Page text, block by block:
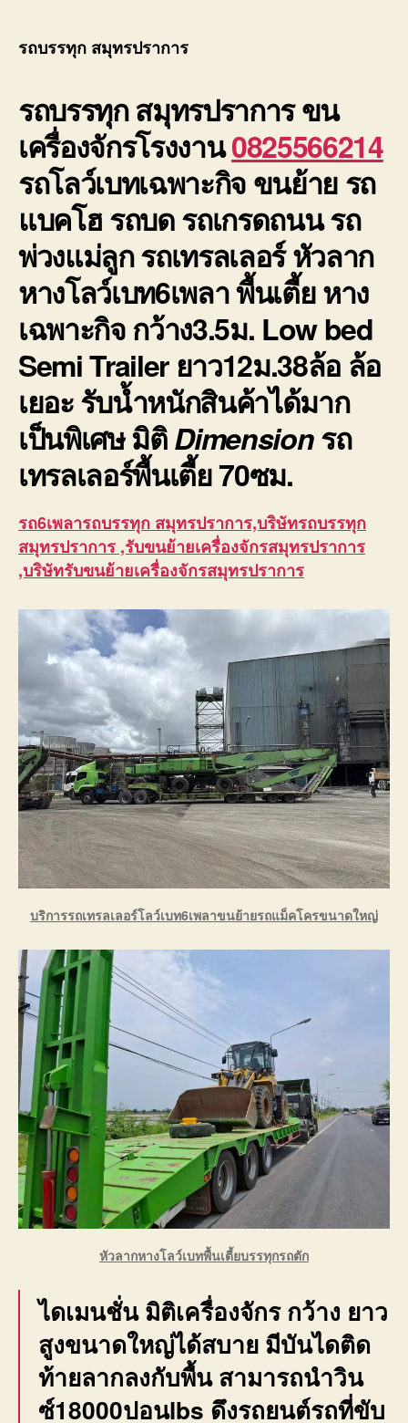
ถูก
รถบรรทุก สมุทรปราการ
รถบรรทุก สมุทรปราการขน
เครื่องจักรโรงงาน0825566214
รถโลว์เบทเฉพาะกิจ ขนย้าย รถ
แบคโฮ รถบด รถเกรดถนน รถ
พ่วงแม่ลูก รถเทรลเลอร์ หัวลาก
หางโลว์เบท6เพลา พื้นเตี้ย หาง
เฉพาะกิจ กว้าง3.5ม. Low bed
Semi Trailer ยาว12ม.38ล้อ ล้อ
เยอะ รับน้ำหนักสินค้าได้มาก
เป็นพิเศษ มิติDimensionรถ
เทรลเลอร์พื้นเตี้ย70ซม.
รถ6เพลารถบรรทุก สมุทรปราการ,บริษัทรถบรรทุก
สมุทรปราการ ,รับขนย้ายเครื่องจักรสมุทรปราการ
,บริษัทรับขนย้ายเครื่องจักรสมุทรปราการ
บริการรถเทรลเลอร์โลว์เบท6เพลาขนย้ายรถแม็คโครขนาดใหญ่
หัวลากหางโลว์เบทพื้นเตี้ยบรรทุกรถตัก
ไดเมนชั่น มิติเครื่องจักร กว้าง ยาว
สูงขนาดใหญ่ได้สบาย มีบันไดติด
ท้ายลากลงกับพื้น สามารถนำวิน
ซ์18000ปอนlbs ดึงรถยนต์รถที่ขับ